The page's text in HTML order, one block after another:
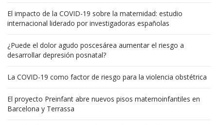
El impacto de la COVID-19 sobre la maternidad: estudio
internacional liderado por investigadoras españolas
¿Puede el dolor agudo poscesárea aumentar el riesgo a
desarrollar depresión posnatal?
La COVID-19 como factor de riesgo para la violencia obstétrica
El proyecto Preinfant abre nuevos pisos maternoinfantiles en
Barcelona y Terrassa